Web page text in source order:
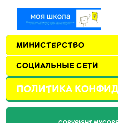
МИНИСТЕРСТВО
СОЦИАЛЬНЫЕ СЕТИ
ПОЛИТИКА